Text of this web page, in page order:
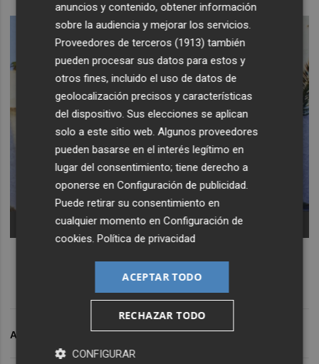
ARCHIVADO EN NUEVO DISCO
anuncios y contenido, obtener información
sobre la audiencia y mejorar los servicios.
Proveedores de terceros (1913) también
pueden procesar sus datos para estos y
otros fines, incluido el uso de datos de
geolocalización precisos y características
del dispositivo. Sus elecciones se aplican
solo a este sitio web. Algunos proveedores
pueden basarse en el interés legítimo en
lugar del consentimiento; tiene derecho a
oponerse enConfiguración de publicidad.
Puede retirar su consentimiento en
cualquier momento enConfiguración de
cookies.Política de privacidad
ACEPTAR TODO
RECHAZAR TODO
CONFIGURAR